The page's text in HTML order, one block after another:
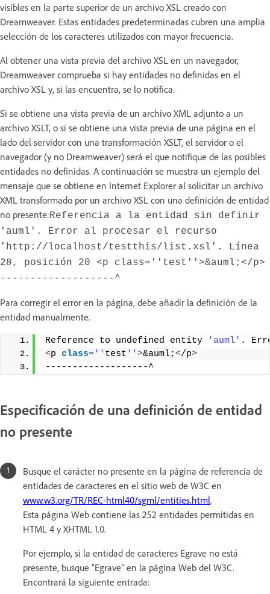
visibles en la parte superior de un archivo XSL creado con
Dreamweaver. Estas entidades predeterminadas cubren una amplia
selección de los caracteres utilizados con mayor frecuencia.
Al obtener una vista previa del archivo XSL en un navegador,
Dreamweaver comprueba si hay entidades no definidas en el
archivo XSL y, si las encuentra, se lo notifica.
Si se obtiene una vista previa de un archivo XML adjunto a un
archivo XSLT, o si se obtiene una vista previa de una página en el
lado del servidor con una transformación XSLT, el servidor o el
navegador (y no Dreamweaver) será el que notifique de las posibles
entidades no definidas. A continuación se muestra un ejemplo del
mensaje que se obtiene en Internet Explorer al solicitar un archivo
XML transformado por un archivo XSL con una definición de entidad
no presente:Referencia a la entidad sin definir
'auml'. Error al procesar el recurso
'http://localhost/testthis/list.xsl'. Línea
28, posición 20 <p class=''test''>&auml;</p>
-------------------^
Para corregir el error en la página, debe añadir la definición de la
entidad manualmente.
Reference to undefined entity 'auml' .
<p class='' test ''>&auml;</p>
-------------------^
Especificación de una definición de entidad
no presente
Busque el carácter no presente en la página de referencia de
entidades de caracteres en el sitio web de W3C en
www.w3.org/TR/REC-html40/sgml/entities.html.
Esta página Web contiene las 252 entidades permitidas en
HTML 4 y XHTML 1.0.
Por ejemplo, si la entidad de caracteres Egrave no está
presente, busque “Egrave” en la página Web del W3C.
Encontrará la siguiente entrada: